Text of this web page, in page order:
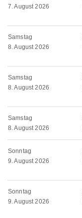
7. August 2026
Samstag
8. August 2026
Samstag
8. August 2026
Samstag
8. August 2026
Sonntag
9. August 2026
Sonntag
9. August 2026